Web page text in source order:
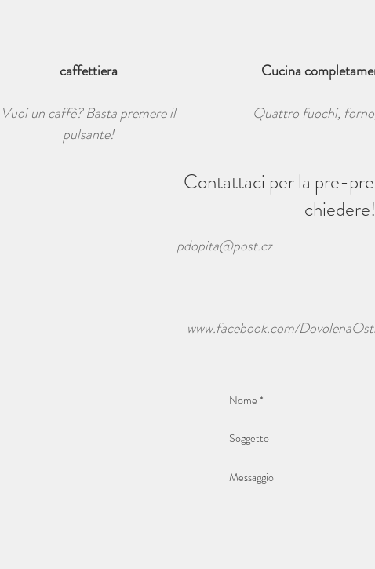
caffettiera
Vuoi un caffè? Basta premere il
pulsante!
Cucina
Quattro fuochi,
Contattaci per la pre-
chiedere!
pdopita@post.cz
www.facebook.com/